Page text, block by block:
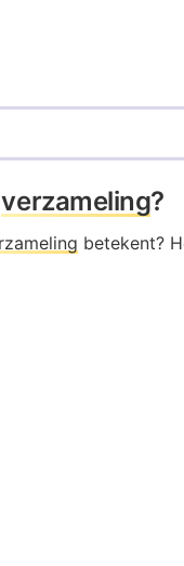
verzameling?
betekent?